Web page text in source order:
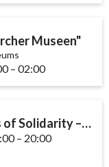
Museen"
accessibility.time_to
–02:00
Sex Work: Networks of Solidarity – The Role of Community and Support ...
– 20:00